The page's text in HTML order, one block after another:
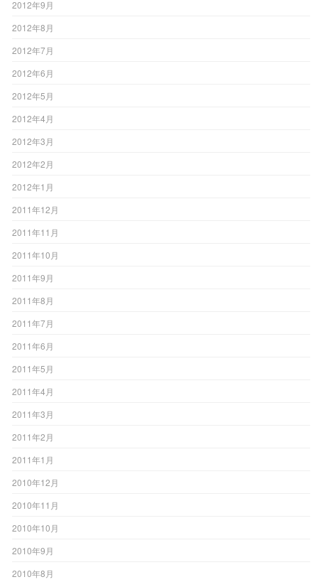
2012年9月
2012年8月
2012年7月
2012年6月
2012年5月
2012年4月
2012年3月
2012年2月
2012年1月
2011年12月
2011年11月
2011年10月
2011年9月
2011年8月
2011年7月
2011年6月
2011年5月
2011年4月
2011年3月
2011年2月
2011年1月
2010年12月
2010年11月
2010年10月
2010年9月
2010年8月